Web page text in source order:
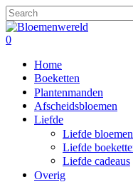
Skip
to
main
Close
Search
search
0
Home
Boeketten
Plantenmanden
Afscheidsbloemen
Liefde
Liefde
Liefde
Liefde cadeaus
Overig